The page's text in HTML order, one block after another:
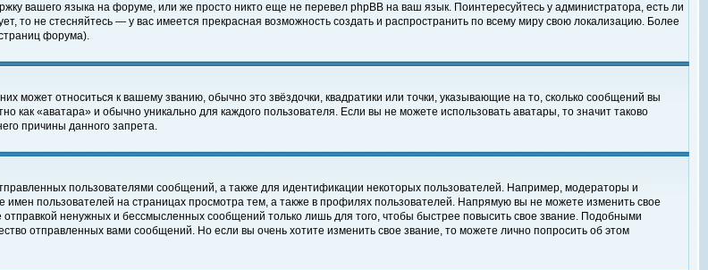
вашего языка на форуме, или же просто никто еще не перевел phpBB на ваш язык. Поинтересуйтесь у администратора, есть ли
то не стесняйтесь — у вас имеется прекрасная возможность создать и распространить по всему миру свою локализацию. Более
форума).
может относиться к вашему званию, обычно это звёздочки, квадратики или точки, указывающие на то, сколько сообщений вы
как «аватара» и обычно уникально для каждого пользователя. Если вы не можете использовать аватары, то значит таково
причины данного запрета.
пользователями сообщений, а также для идентификации некоторых пользователей. Например, модераторы и
пользователей на страницах просмотра тем, а также в профилях пользователей. Напрямую вы не можете изменить свое
ненужных и бессмысленных сообщений только лишь для того, чтобы быстрее повысить свое звание. Подобными
отправленных вами сообщений. Но если вы очень хотите изменить свое звание, то можете лично попросить об этом